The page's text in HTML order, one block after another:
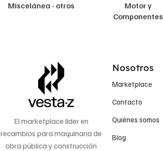
Miscelánea - otros
Motor y
Componentes
El marketplace líder en
recambios para maquinaria de
obra pública y construcción
Nosotros
Marketplace
Contacto
Quiénes somos
Blog